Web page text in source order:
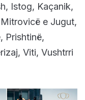
Istog, Kaçanik,
e Jugut,
Prishtinë,
Viti, Vushtrri